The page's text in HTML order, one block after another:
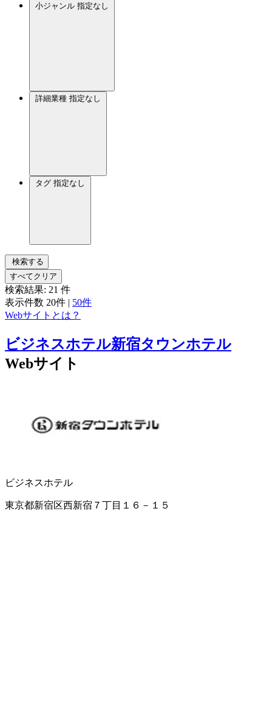
小ジャンル 指定なし
詳細業種 指定なし
タグ 指定なし
検索する
すべてクリア
検索結果: 21 件
表示件数 20件 | 50件
Webサイトとは？
ビジネスホテル新宿タウンホテル
Webサイト
ビジネスホテル
東京都新宿区西新宿７丁目１６－１５